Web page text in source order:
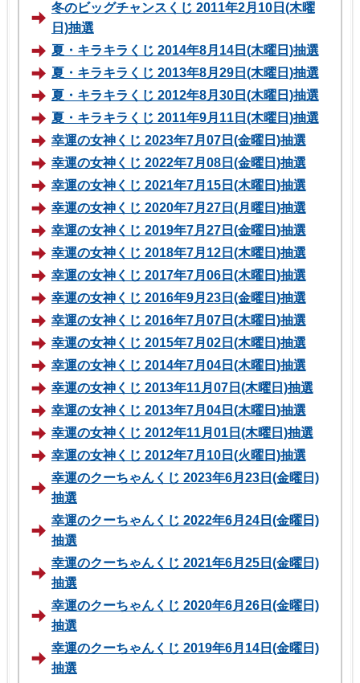
冬のビッグチャンスくじ 2011年2月10日(木曜
日)抽選
夏・キラキラくじ 2014年8月14日(木曜日)抽選
夏・キラキラくじ 2013年8月29日(木曜日)抽選
夏・キラキラくじ 2012年8月30日(木曜日)抽選
夏・キラキラくじ 2011年9月11日(木曜日)抽選
幸運の女神くじ 2023年7月07日(金曜日)抽選
幸運の女神くじ 2022年7月08日(金曜日)抽選
幸運の女神くじ 2021年7月15日(木曜日)抽選
幸運の女神くじ 2020年7月27日(月曜日)抽選
幸運の女神くじ 2019年7月27日(金曜日)抽選
幸運の女神くじ 2018年7月12日(木曜日)抽選
幸運の女神くじ 2017年7月06日(木曜日)抽選
幸運の女神くじ 2016年9月23日(金曜日)抽選
幸運の女神くじ 2016年7月07日(木曜日)抽選
幸運の女神くじ 2015年7月02日(木曜日)抽選
幸運の女神くじ 2014年7月04日(木曜日)抽選
幸運の女神くじ 2013年11月07日(木曜日)抽選
幸運の女神くじ 2013年7月04日(木曜日)抽選
幸運の女神くじ 2012年11月01日(木曜日)抽選
幸運の女神くじ 2012年7月10日(火曜日)抽選
幸運のクーちゃんくじ 2023年6月23日(金曜日)
抽選
幸運のクーちゃんくじ 2022年6月24日(金曜日)
抽選
幸運のクーちゃんくじ 2021年6月25日(金曜日)
抽選
幸運のクーちゃんくじ 2020年6月26日(金曜日)
抽選
幸運のクーちゃんくじ 2019年6月14日(金曜日)
抽選